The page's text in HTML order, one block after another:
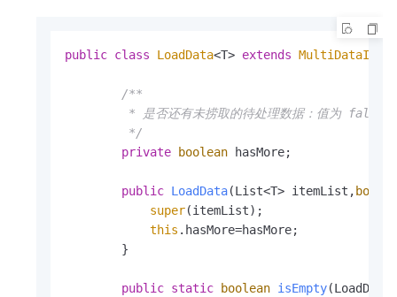
public class LoadData<T> extends MultiDataItem
/**
* 是否还有未捞取的待处理数据：值为 false
         */
private
boolean hasMore;
public LoadData(List<T> itemList,
super(itemList);
this .hasMore=hasMore;
        }
public static boolean isEmpty